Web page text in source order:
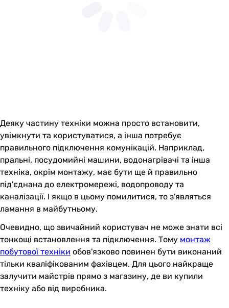
Деяку частину техніки можна просто встановити,
увімкнути та користуватися, а інша потребує
правильного підключення комунікацій. Наприклад,
пральні, посудомийні машини, водонагрівачі та інша
техніка, окрім монтажу, має бути ще й правильно
під'єднана до електромережі, водопроводу та
каналізації. І якщо в цьому помилитися, то з'являться
ламання в майбутньому.
Очевидно, що звичайний користувач не може знати всі
тонкощі встановлення та підключення. Тому монтаж
побутової техніки обов'язково повинен бути виконаний
тільки кваліфікованим фахівцем. Для цього найкраще
залучити майстрів прямо з магазину, де ви купили
техніку або від виробника.